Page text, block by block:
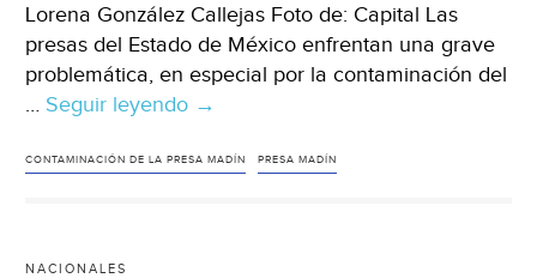
Lorena González Callejas Foto de: Capital Las
presas del Estado de México enfrentan una grave
problemática, en especial por la contaminación del
… Seguir leyendo Edo.
Ambientalistas
→
CONTAMINACIÓN DE LA PRESA MADÍN PRESA MADÍN
NACIONALES